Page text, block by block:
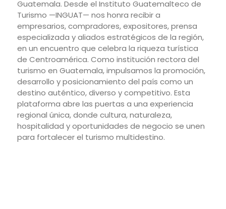
Guatemala. Desde el Instituto Guatemalteco de
Turismo —INGUAT— nos honra recibir a
empresarios, compradores, expositores, prensa
especializada y aliados estratégicos de la región,
en un encuentro que celebra la riqueza turística
de Centroamérica. Como institución rectora del
turismo en Guatemala, impulsamos la promoción,
desarrollo y posicionamiento del país como un
destino auténtico, diverso y competitivo. Esta
plataforma abre las puertas a una experiencia
regional única, donde cultura, naturaleza,
hospitalidad y oportunidades de negocio se unen
para fortalecer el turismo multidestino.